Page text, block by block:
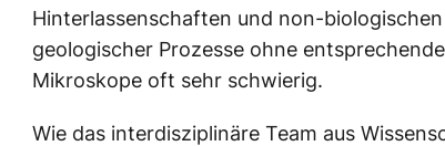
Hinterlassenschaften und non-
geologischer Prozesse ohne
Mikroskope oft sehr schwierig.
Wie das interdisziplinäre Team aus